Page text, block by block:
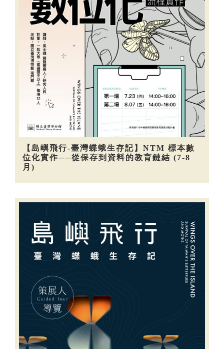
【島嶼飛行-臺灣蝶蛾生存記】NTM 標本數
位化實作──從保存到資料的教育鏈結 (7-8
月)